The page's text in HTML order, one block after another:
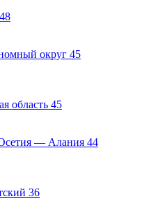
48
округ 45
область 45
— Алания 44
36